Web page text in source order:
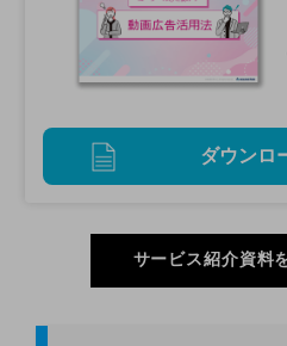
ダウンロ
サービス紹介資料